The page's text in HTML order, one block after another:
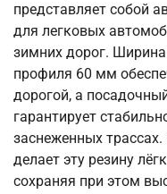
представляет собой
для легковых
зимних дорог.
профиля 60 мм
дорогой, а
гарантирует
заснеженных
делает эту резину
сохраняя при этом